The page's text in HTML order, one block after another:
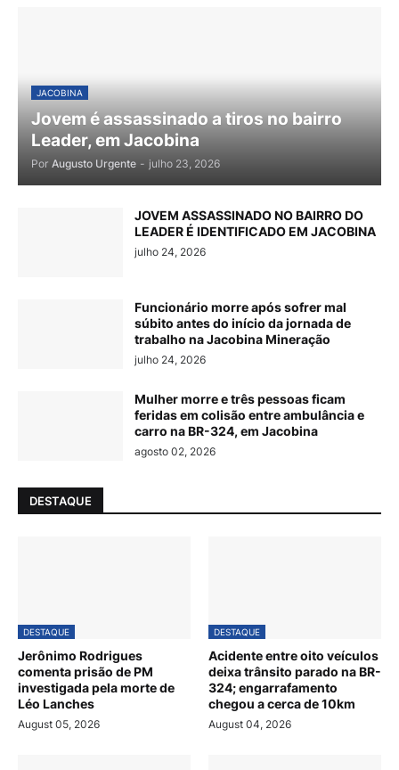
JACOBINA
Jovem é assassinado a tiros no bairro
Leader, em Jacobina
Por Augusto Urgente - julho 23, 2026
JOVEM ASSASSINADO NO BAIRRO DO
LEADER É IDENTIFICADO EM JACOBINA
julho 24, 2026
Funcionário morre após sofrer mal
súbito antes do início da jornada de
trabalho na Jacobina Mineração
julho 24, 2026
Mulher morre e três pessoas ficam
feridas em colisão entre ambulância e
carro na BR-324, em Jacobina
agosto 02, 2026
DESTAQUE
DESTAQUE
Jerônimo Rodrigues
comenta prisão de PM
investigada pela morte de
Léo Lanches
August 05, 2026
DESTAQUE
Acidente entre oito veículos
deixa trânsito parado na BR-
324; engarrafamento
chegou a cerca de 10km
August 04, 2026